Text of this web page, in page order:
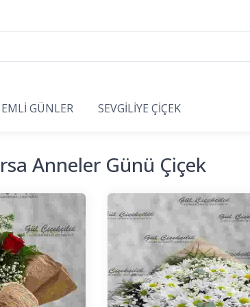
GÜNLER SEVGİLİYE ÇİÇEK
Anneler Günü Çiçek